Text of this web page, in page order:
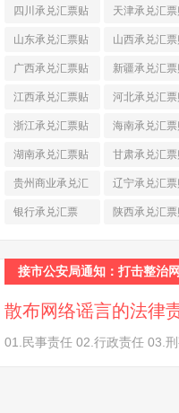
现 (912)
现(123)
四川承兑汇票贴
现(790)
天津承兑汇
现(242)
山东承兑汇票贴
现(874)
山西承兑汇
现(463)
广西承兑汇票贴
现(278)
新疆承兑汇
现(264)
江西承兑汇票贴
现(366)
河北承兑汇
现(374)
浙江承兑汇票贴
现(691)
海南承兑汇
现(145)
湖南承兑汇票贴
现(453)
甘肃承兑汇
现(194)
贵州商业承兑汇
票(284)
辽宁承兑汇
现(344)
银行承兑汇票
陕西承兑汇
接市公安局通知：打击整治
散布网络谣言的法律
01.民事责任 02.行政责任 03.